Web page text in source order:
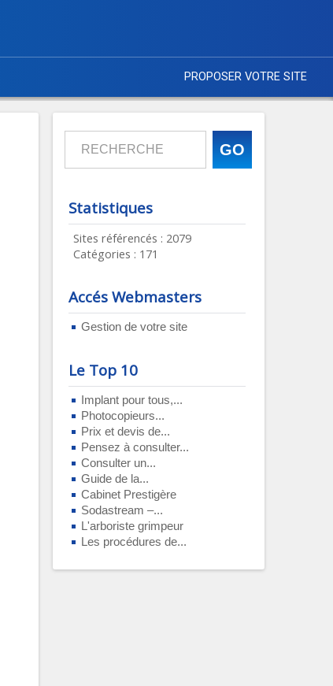
PROPOSER VOTRE SITE
Statistiques
Sites référencés : 2079
Catégories : 171
Accés Webmasters
Gestion de votre site
Le Top 10
Implant pour tous,...
Photocopieurs...
Prix et devis de...
Pensez à consulter...
Consulter un...
Guide de la...
Cabinet Prestigère
Sodastream –...
L'arboriste grimpeur
Les procédures de...